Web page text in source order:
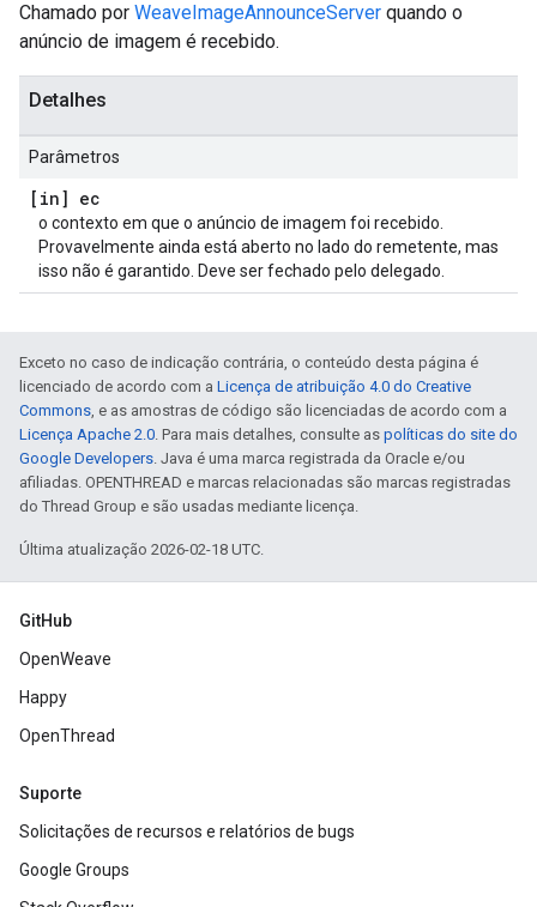
Chamado por WeaveImageAnnounceServer quando o
anúncio de imagem é recebido.
Detalhes
Parâmetros
[in] ec
o contexto em que o anúncio de imagem foi recebido.
Provavelmente ainda está aberto no lado do remetente, mas
isso não é garantido. Deve ser fechado pelo delegado.
Exceto no caso de indicação contrária, o conteúdo desta página é
licenciado de acordo com a Licença de atribuição 4.0 do Creative
Commons, e as amostras de código são licenciadas de acordo com a
Licença Apache 2.0. Para mais detalhes, consulte as políticas do site do
Google Developers. Java é uma marca registrada da Oracle e/ou
afiliadas. OPENTHREAD e marcas relacionadas são marcas registradas
do Thread Group e são usadas mediante licença.
Última atualização 2026-02-18 UTC.
GitHub
OpenWeave
Happy
OpenThread
Suporte
Solicitações de recursos e relatórios de bugs
Google Groups